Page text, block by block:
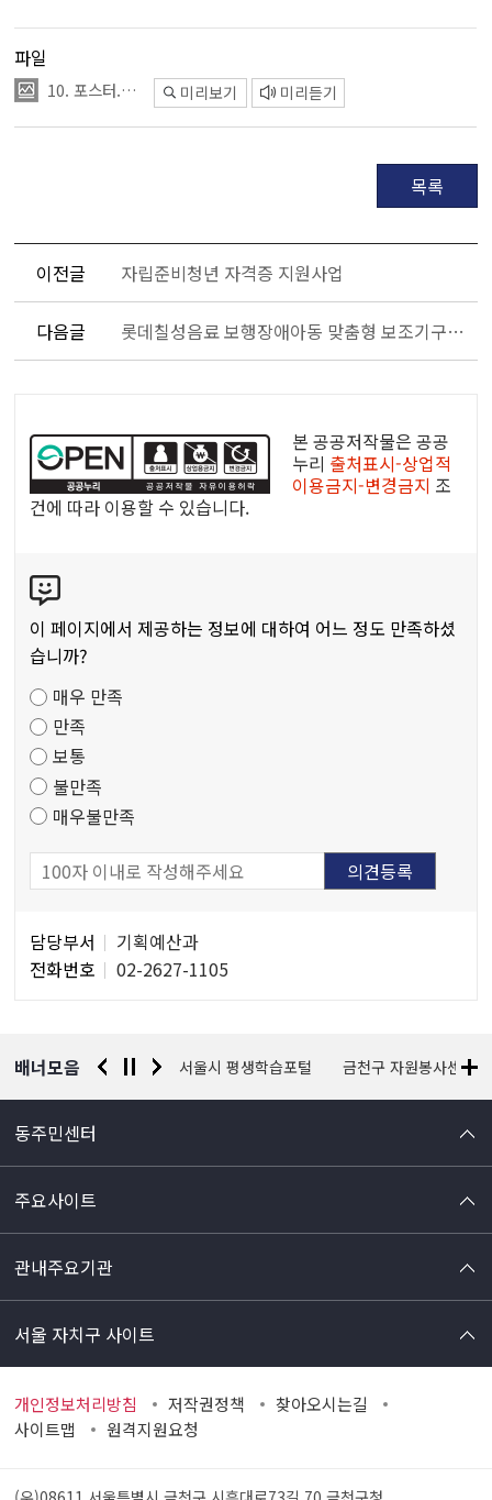
파일
10. 포스터.jpg 미리보기 미리듣기
목록
이전글 자립준비청년 자격증 지원사업
다음글 롯데칠성음료 보행장애아동 맞춤형 보조기구 지원사업
공
리
공
저
작
물
본 공공저작물은 공공
누리 출처표시-상업적
이용금지-변경금지 조
건에 따라 이용할 수 있습니다.
텐
츠
만
도
조
사
이 페이지에서 제공하는 정보에 대하여 어느 정도 만족하셨
습니까?
매우 만족
만족
보통
불만족
매우불만족
당
자
담당부서
기획예산과
전화번호
02-2627-1105
배너모음
찰청 유실물 통합포털 서울시 평생학습포털 금천구 자원봉사센터
동주민센터
주요사이트
관내주요기관
서울 자치구 사이트
개인정보처리방침 저작권정책
찾아오시는길
사이트맵
원격지원요청